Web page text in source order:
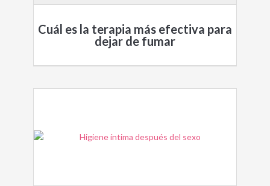
Cuál es la terapia más efectiva para
dejar de fumar